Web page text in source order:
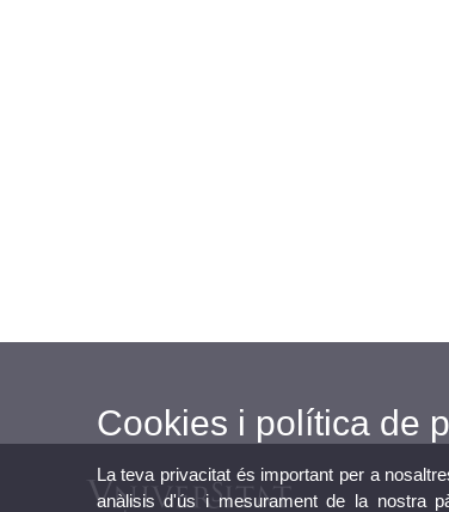
Cookies i política de
La teva privacitat és important per a
anàlisis d'ús i mesurament de la nostra